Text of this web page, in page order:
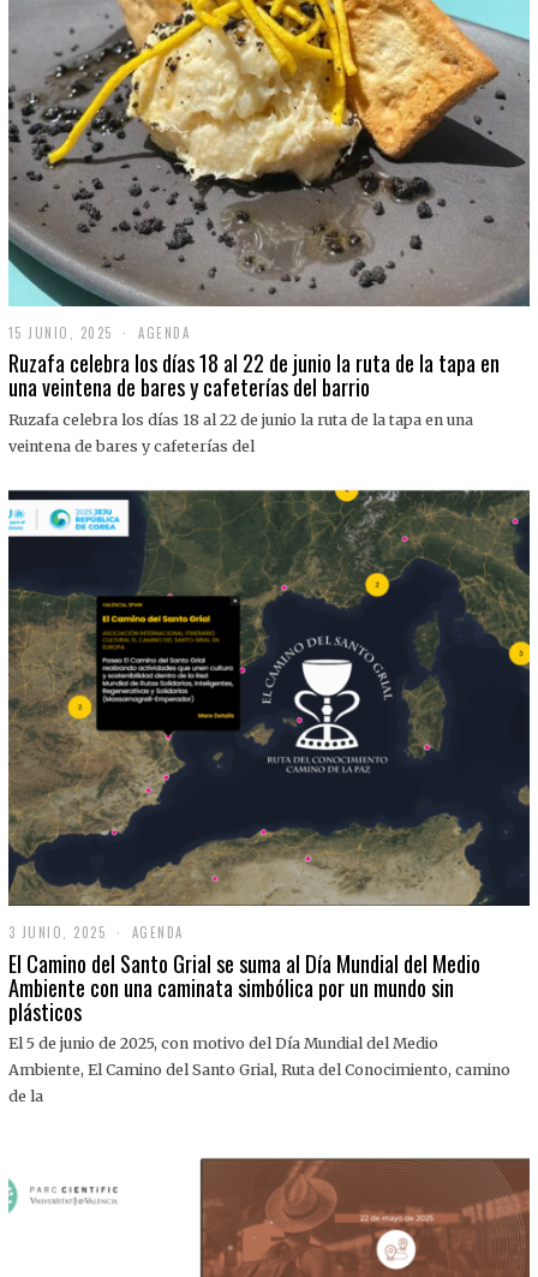
15 JUNIO, 2025
J
U
I
O
0
2
5
AGENDA
Ruzafa celebra los días 18 al 22 de junio la ruta de la tapa en
una veintena de bares y cafeterías del barrio
Ruzafa celebra los días 18 al 22 de junio la ruta de la tapa en una
veintena de bares y cafeterías del
3 JUNIO, 2025
J
U
N
,
0
AGENDA
El Camino del Santo Grial se suma al Día Mundial del Medio
Ambiente con una caminata simbólica por un mundo sin
plásticos
El 5 de junio de 2025, con motivo del Día Mundial del Medio
Ambiente, El Camino del Santo Grial, Ruta del Conocimiento, camino
de la